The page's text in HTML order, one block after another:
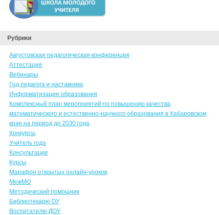
Рубрики
Августовская педагогическая конференция
Аттестация
Вебинары
Год педагога и наставника
Информатизация образования
Комплексный план мероприятий по повышению качества
математического и естественно-научного образования в Хабаровском
крае на период до 2030 года
Конкурсы
Учитель года
Консультации
Курсы
Марафон открытых онлайн-уроков
МежМО
Методический помощник
Библиотекарю ОУ
Воспитателю ДОУ